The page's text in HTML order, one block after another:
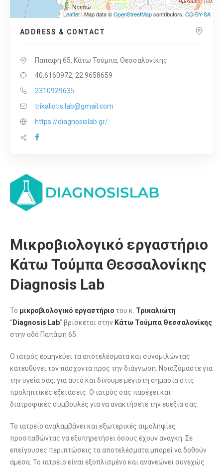
Leaflet| Map data ©OpenStreetMapcontributors,CC-BY-SA
ADDRESS & CONTACT
Παπάφη 65, Κάτω Τούμπα, Θεσσαλονίκης
40.6160972, 22.9658659
2310929635
trikaliotis.lab@gmail.com
https://diagnosislab.gr/
Μικροβιολογικό εργαστήριο
Κάτω Τούμπα Θεσσαλονίκης
Diagnosis Lab
Το μικροβιολογικό εργαστήριο του κ. Τρικαλιώτη
“Diagnosis Lab” βρίσκεται στην Κάτω Τούμπα Θεσσαλονίκης
στην οδό Παπάφη 65.
Ο ιατρός ερμηνεύει τα αποτελέσματα και συνομιλώντας
κατευθύνει τον πάσχοντα προς την διάγνωση. Νοιαζόμαστε για
την υγεία σας, για αυτό και δίνουμε μέγιστη σημασία στις
προληπτικές εξετάσεις. Ο ιατρός σας παρέχει και
διατροφικές συμβουλές για να ανακτήσετε την ευεξία σας.
To ιατρείο αναλαμβάνει και εξωτερικές αιμοληψίες
προσπαθώντας να εξυπηρετήσει όσους έχουν ανάγκη. Σε
επείγουσες περιπτώσεις τα αποτελέσματα μπορεί να δοθούν
άμεσα. Το ιατρείο είναι εξοπλισμένο και ανανεώνει συνεχώς